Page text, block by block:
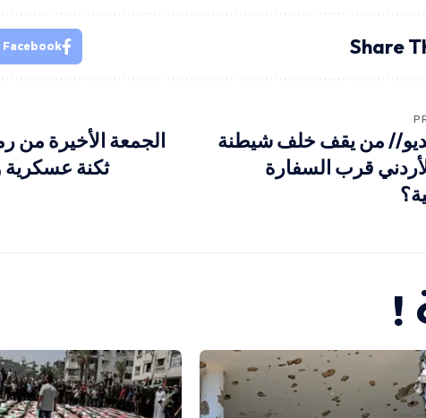
Share
Facebook
من يقف خلف شيطنة
قرب السفارة
الجمعة الأخيرة
ثكنة عسكرية
!